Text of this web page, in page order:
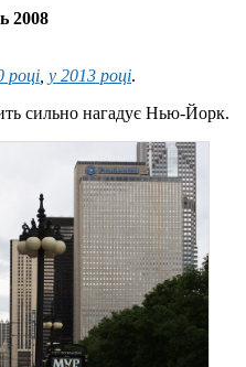
2008
році у 2013 році.
сильно нагадує Нью-Йорк.